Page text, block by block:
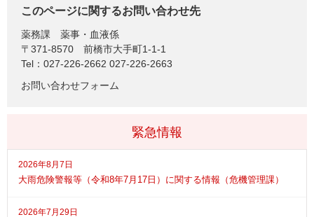
このページに関するお問い合わせ先
薬務課
薬事・血液係
〒371-8570
前橋市大手町1-1-1
Tel：027-226-2662 027-226-2663
お問い合わせフォーム
緊急情報
2026年8月7日
大雨危険警報等（令和8年7月17日）に関する情報（危機管理課）
2026年7月29日